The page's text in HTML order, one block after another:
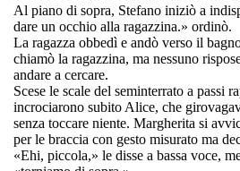
Al piano di sopra, Stefano iniziò a
dare un occhio alla ragazzina.» ordinò.
La ragazza obbedì e andò verso il
chiamò la ragazzina, ma nessuno
andare a cercare.
Scese le scale del seminterrato a passi
incrociarono subito Alice, che
senza toccare niente. Margherita si
per le braccia con gesto misurato ma
«Ehi, piccola,» le disse a bassa voce,